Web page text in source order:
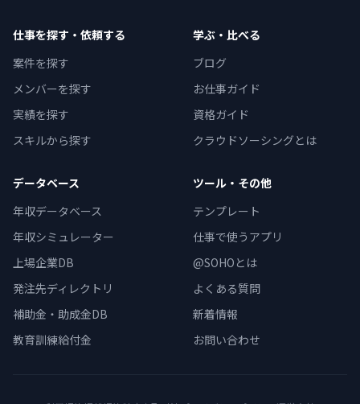
仕事を探す・依頼する
案件を探す
メンバーを探す
実績を探す
スキルから探す
学ぶ・比べる
ブログ
お仕事ガイド
資格ガイド
クラウドソーシングとは
データベース
年収データベース
年収シミュレーター
上場企業DB
発注先ディレクトリ
補助金・助成金DB
教育訓練給付金
ツール・その他
テンプレート
仕事で使うアプリ
@SOHOとは
よくある質問
新着情報
お問い合わせ